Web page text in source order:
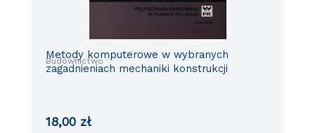
Budownictwo
Metody komputerowe w wybranych
zagadnieniach mechaniki konstrukcji
18,00 zł